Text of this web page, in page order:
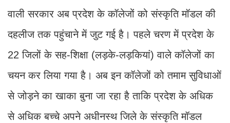
वाली सरकार अब प्रदेश के कॉलेजों को संस्कृति मॉडल की
दहलीज तक पहुंचाने में जुट गई है। पहले चरण में प्रदेश के
22 जिलों के सह-शिक्षा (लड़के-लड़कियां) वाले कॉलेजों का
चयन कर लिया गया है। अब इन कॉलेजों को तमाम सुविधाओं
से जोड़ने का खाका बुना जा रहा है ताकि प्रदेश के अधिक
से अधिक बच्चे अपने अधीनस्थ जिले के संस्कृति मॉडल